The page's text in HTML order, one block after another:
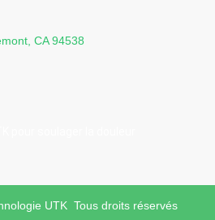
CA 94538
UTK Tous droits réservés